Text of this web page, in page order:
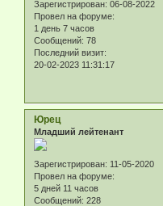
Зарегистрирован: 06-08-2022
Провел на форуме:
1 день 7 часов
Сообщений: 78
Последний визит:
20-02-2023 11:31:17
Юрец
Младший лейтенант
Зарегистрирован: 11-05-2020
Провел на форуме:
5 дней 11 часов
Сообщений: 228